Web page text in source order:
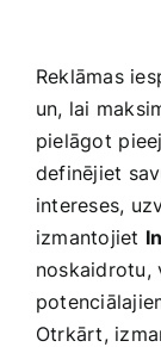
Reklāmas
un, lai
pielāgot
definējiet
intereses,
izmantojiet
noskaidrotu,
Otrkārt,